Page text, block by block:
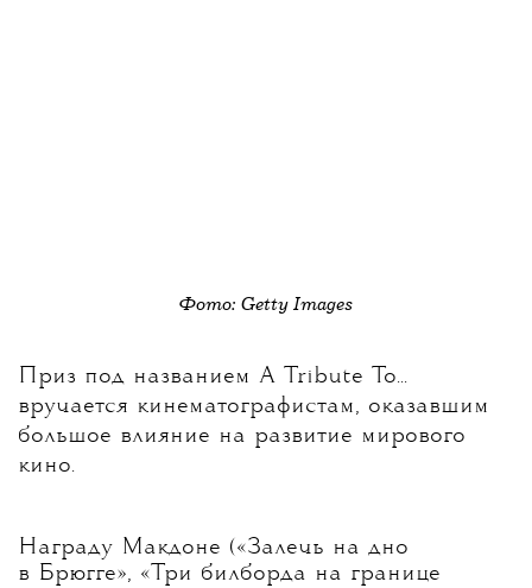
Фото: Getty Images
Приз под названием A Tribute To...
вручается кинематографистам, оказавшим
большое влияние на развитие мирового
кино.
Награду Макдоне («Залечь на дно
в Брюгге», «Три билборда на границе